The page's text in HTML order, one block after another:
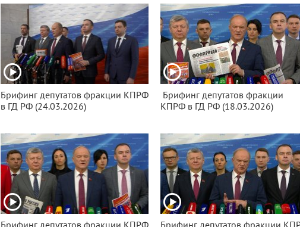
Брифинг депутатов фракции КПРФ
в ГД РФ (24.03.2026)
Брифинг депутатов фракции
КПРФ в ГД РФ (18.03.2026)